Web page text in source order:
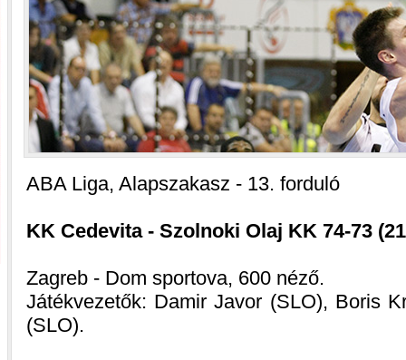
ABA Liga, Alapszakasz - 13. forduló
KK Cedevita - Szolnoki Olaj KK 74-73
Zagreb - Dom sportova, 600 néző.
Játékvezetők: Damir Javor (SLO), Boris
(SLO).